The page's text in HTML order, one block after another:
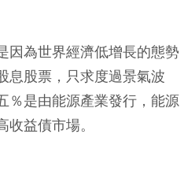
因為世界經濟低增長的態勢
息股票，只求度過景氣波
％是由能源產業發行，能源
益債市場。